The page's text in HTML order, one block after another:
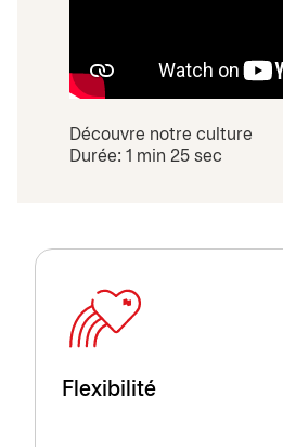
Découvre notre culture
Durée: 1 min 25 sec
Flexibilité